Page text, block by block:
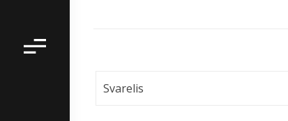
Svarelis